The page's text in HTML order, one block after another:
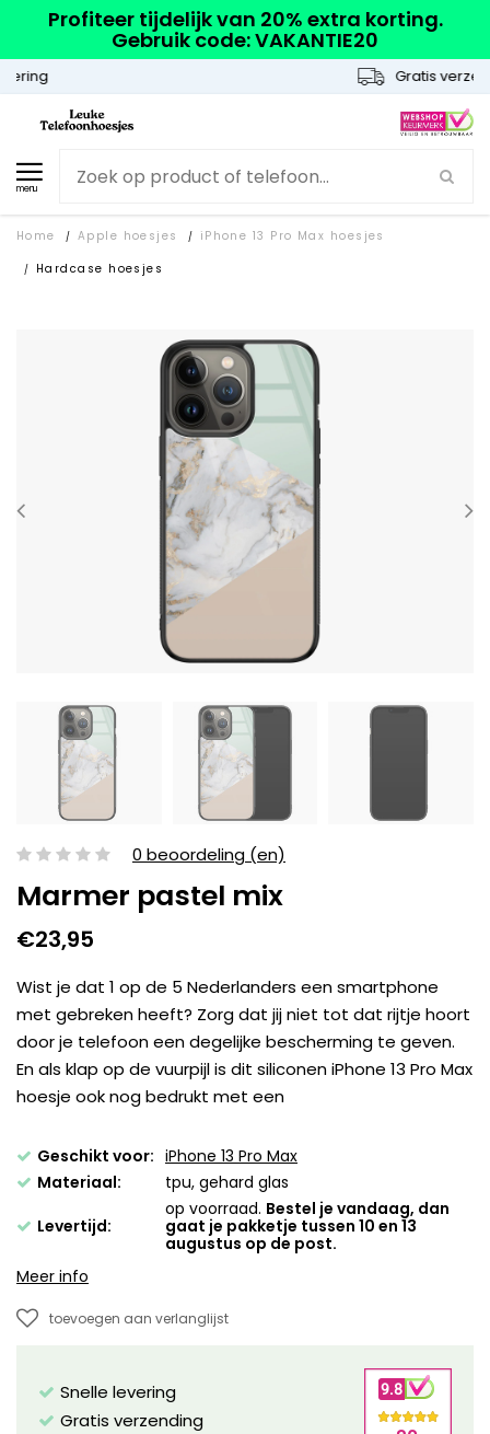
Profiteer tijdelijk van 20% extra korting.
Gebruik code: VAKANTIE20
menu
Home / Apple hoesjes / iPhone 13 Pro Max hoesjes
/ Hardcase hoesjes
0 beoordeling (en)
Marmer pastel mix
€23,95
Wist je dat 1 op de 5 Nederlanders een smartphone
met gebreken heeft? Zorg dat jij niet tot dat rijtje hoort
door je telefoon een degelijke bescherming te geven.
En als klap op de vuurpijl is dit siliconen iPhone 13 Pro Max
hoesje ook nog bedrukt met een
Geschikt voor: iPhone 13 Pro Max
Materiaal:
tpu, gehard glas
Levertijd:
op voorraad. Bestel je vandaag, dan
gaat je pakketje tussen 10 en 13
augustus op de post.
Meer info
toevoegen aan verlanglijst
Snelle levering
Gratis verzending